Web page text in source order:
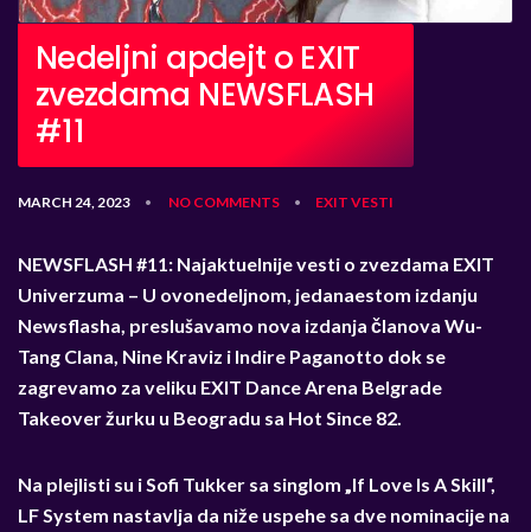
Nedeljni apdejt o EXIT
zvezdama NEWSFLASH
#11
MARCH 24, 2023 • NO COMMENTS • EXIT VESTI
NEWSFLASH #11: Najaktuelnije vesti o zvezdama EXIT
Univerzuma – U ovonedeljnom, jedanaestom izdanju
Newsflasha, preslušavamo nova izdanja članova Wu-
Tang Clana, Nine Kraviz i Indire Paganotto dok se
zagrevamo za veliku EXIT Dance Arena Belgrade
Takeover žurku u Beogradu sa Hot Since 82.
Na plejlisti su i Sofi Tukker sa singlom „If Love Is A Skill“,
LF System nastavlja da niže uspehe sa dve nominacije na